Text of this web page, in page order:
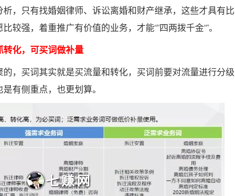
只有找婚姻律师、诉讼离婚和财产继承，这些才具有比
较强，着重推广有价值的业务，才能“”四两拨千金“”。
化，可买词做补量
买词其实就是买流量和转化，买词前要对流量进行分级
有侧重点，也更划算。